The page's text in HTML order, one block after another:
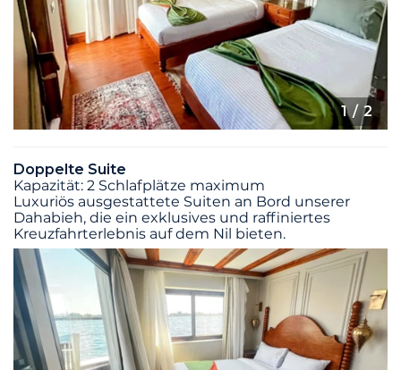
1/ 2
Doppelte Suite
Kapazität: 2 Schlafplätze maximum
Luxuriös ausgestattete Suiten an Bord unserer
Dahabieh, die ein exklusives und raffiniertes
Kreuzfahrterlebnis auf dem Nil bieten.